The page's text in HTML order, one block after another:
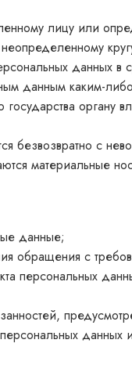
лицу или
данных в
данным каким-
органу
безвозвратно с
материальные
данные;
обращения с
персональных